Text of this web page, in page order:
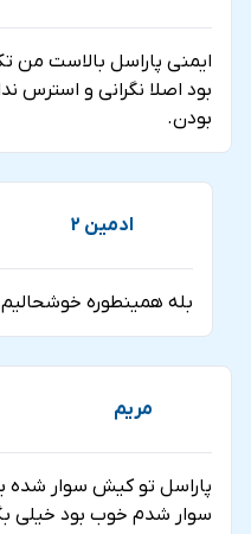
ايمني پاراسل بالاست من
بود اصلا نگراني و استرس
بودن.
ادمین 2
بله همينطوره
مريم
پاراسل تو كيش سوار شده
سوار شدم خوب بود خيلي